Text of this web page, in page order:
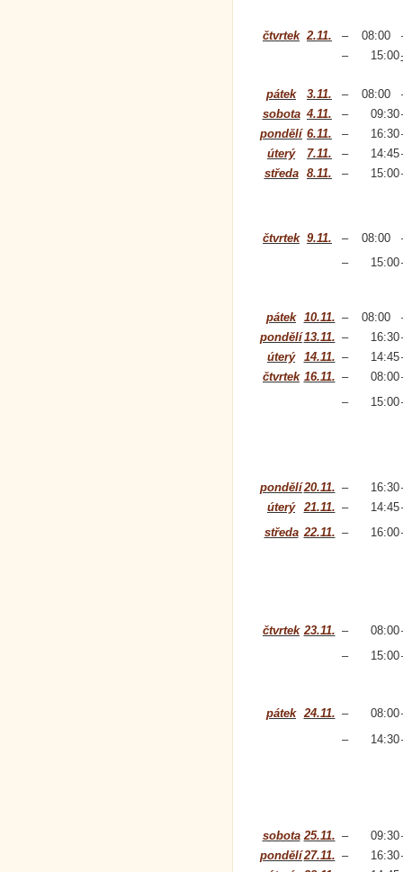
čtvrtek 2.11. – 08:00
–
15:00
pátek 3.11. – 08:00
sobota 4.11. – 09:30
pondělí 6.11. – 16:30
úterý
7.11. – 14:45
středa
8.11. – 15:00
čtvrtek 9.11. – 08:00
–
15:00
pátek 10.11. – 08:00
pondělí13.11. – 16:30
úterý
14.11. – 14:45
čtvrtek 16.11. – 08:00
–
15:00
pondělí20.11. – 16:30
úterý
21.11. – 14:45
středa 22.11. – 16:00
čtvrtek 23.11. – 08:00
–
15:00
pátek 24.11. – 08:00
–
14:30
sobota 25.11. – 09:30
pondělí27.11. – 16:30